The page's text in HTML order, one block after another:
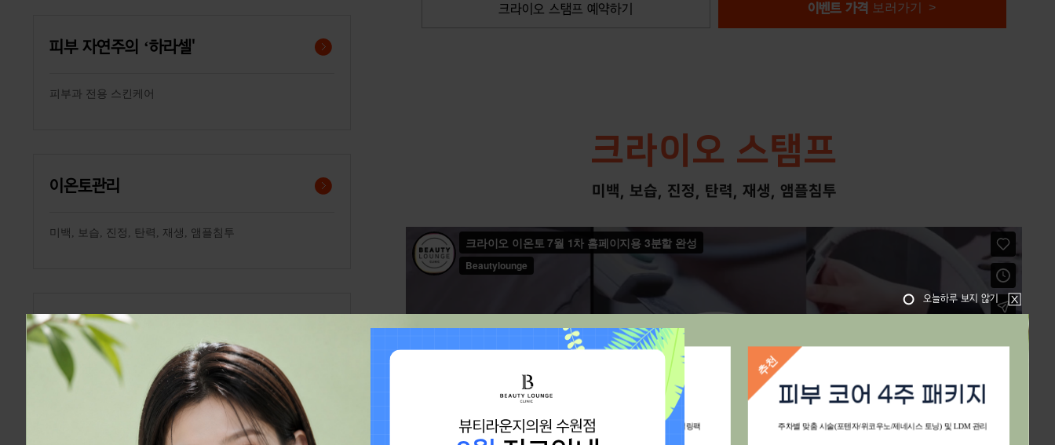
X LDM
NEW
엘라비에 콤보
엘라비에 리투오 + 엘라비에 밸런스 + LDM진정재생 + 모델링팩
피부 코어 4주 패키지
주차별 맞춤 시술(포텐자/위코우노/제네시스 토닝) 및 LDM 관리
급 케어
추천
위코우노 X LDM
위코우노 + LDM 진정재생 + 물광촉촉팩
엘라비에 콤보
엘라비에 리투오 + 엘라비에 밸런스 + LDM진정재생 + 모델링팩
추천
피부 코어 4주 패키지
주차별 맞춤 시술(포텐자/위코우노/제네시스 토닝) 및 LDM 관리
오늘하루 보지 않기
피부 자연주의 ‘하라셀'
피부과 전용 스킨케어
이온토관리
미백, 보습, 진정, 탄력, 재생, 앰플침투
핑크베리 테라피
자연 그대로의 미백 성분, 핑크베리 앰플
크라이오 스탬프 예약하기 이벤트 가격 보러가기 >
크라이오 스탬프
미백, 보습, 진정, 탄력, 재생, 앰플침투